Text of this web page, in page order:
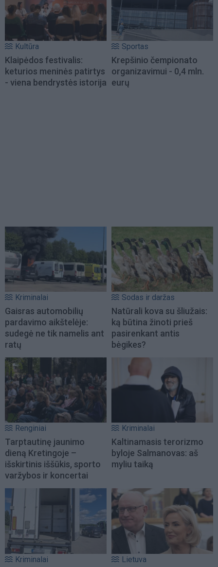
Kultūra
Klaipėdos festivalis:
keturios meninės patirtys
- viena bendrystės istorija
Sportas
Krepšinio čempionato
organizavimui - 0,4 mln.
eurų
Kriminalai
Gaisras automobilių
pardavimo aikštelėje:
sudegė ne tik namelis ant
ratų
Sodas ir daržas
Natūrali kova su šliužais:
ką būtina žinoti prieš
pasirenkant antis
bėgikes?
Renginiai
Tarptautinę jaunimo
dieną Kretingoje –
išskirtinis iššūkis, sporto
varžybos ir koncertai
Kriminalai
Kaltinamasis terorizmo
byloje Salmanovas: aš
myliu taiką
Kriminalai Lietuva